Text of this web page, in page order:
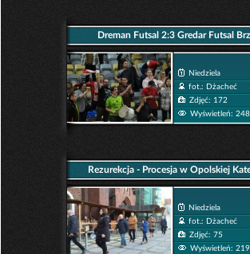
Dreman Futsal 2:3 Gredar Futsal
Niedziela
fot.: Dżacheć
Zdjęć: 172
Wyświetleń:
Rezurekcja - Procesja w Opolskiej
Niedziela
fot.: Dżacheć
Zdjęć: 75
Wyświetleń: